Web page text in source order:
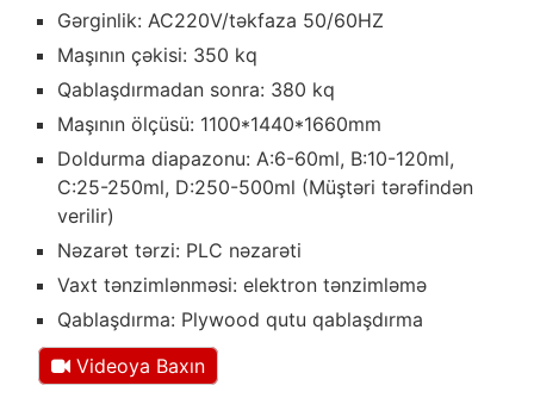
Gərginlik: AC220V/təkfaza 50/60HZ
Maşının çəkisi: 350 kq
Qablaşdırmadan sonra: 380 kq
Maşının ölçüsü: 1100*1440*1660mm
Doldurma diapazonu: A:6-60ml, B:10-120ml,
C:25-250ml, D:250-500ml (Müştəri tərəfindən
verilir)
Nəzarət tərzi: PLC nəzarəti
Vaxt tənzimlənməsi: elektron tənzimləmə
Qablaşdırma: Plywood qutu qablaşdırma
Videoya Baxın